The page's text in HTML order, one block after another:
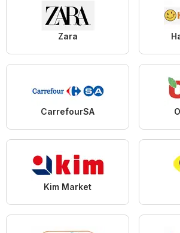
Zara
CarrefourSA
Kim Market